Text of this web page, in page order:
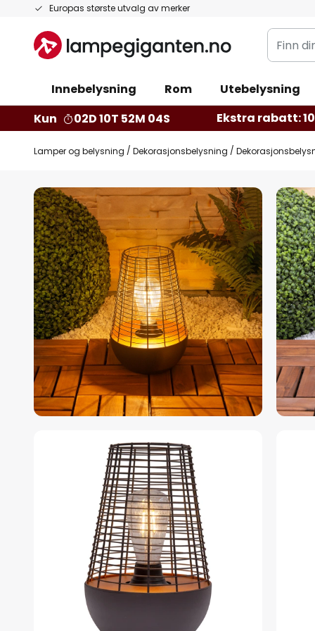
Europas største utvalg av merker
Hopp
innhold
Finn
din
Innebelysning Rom Utebelysning
Kun
02D 10T 52M 03S Ekstra rabatt: 10
Lamper og belysning Dekorasjonsbelysning
Gå
til
slutten
av
bildegalleri